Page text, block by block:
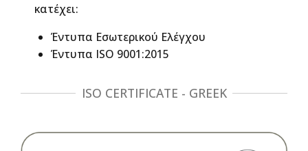
κατέχει:
Έντυπα Εσωτερικού Ελέγχου
Έντυπα ISO 9001:2015
ISO CERTIFICATE - GREEK